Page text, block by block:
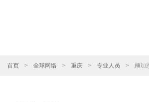
首页 > 全球网络 > 重庆 > 专业人员 > 顾加